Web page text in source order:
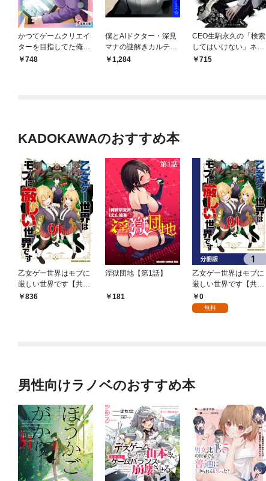
かつてゲームクリエイ
ターを目指してた俺、
会社を辞めてギャルＪ
748
僕とAIドクター・深見
マナの謎解きカルテ
研修医と眼科AIの診療
1,284
CEO生駒永久の「検索
してはいけない」ネッ
ト怪異譚 ～IT社長はデ
715
KADOKAWAのおすすめ本
乙女ゲー世界はモブに
厳しい世界です【共和
国編】 ０１
836
淫獄団地【第1話】
181
乙女ゲー世界はモブに
厳しい世界です【共和
国編】【分冊版】 1
0
無料
男性向けラノベのおすすめ本